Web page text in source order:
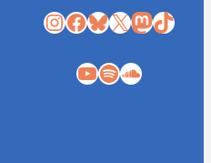
InstagramFacebook Bluesky X Mastodon TikTok
YouTube Spotify SoundCloud